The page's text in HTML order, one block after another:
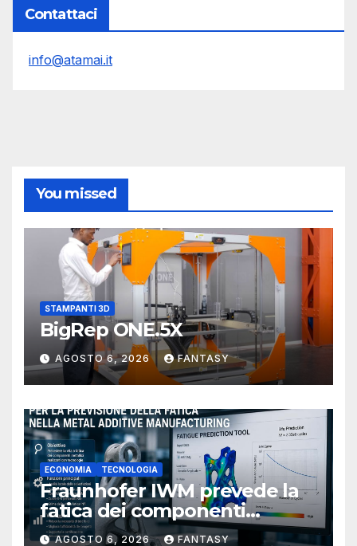
Contattaci
info@atamai.it
You missed
STAMPANTI 3D
BigRep ONE.5X
AGOSTO 6, 2026 FANTASY
ECONOMIA TECNOLOGIA
Fraunhofer IWM prevede la
fatica dei componenti
metallici stampati in 3D
AGOSTO 6, 2026 FANTASY